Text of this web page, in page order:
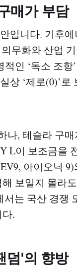
매가 부담
입니다. 기후에
무화와 산업
인 ‘독소 조항
상 ‘제로(0)’로
나, 테슬라 구
L이 보조금을
아이오닉 9)
보일지 몰라
서는 국산 경쟁
.
덤'의 향방